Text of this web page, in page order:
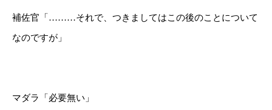
補佐官「………それで、つきましてはこの後のことについて
なのですが」
マダラ「必要無い」